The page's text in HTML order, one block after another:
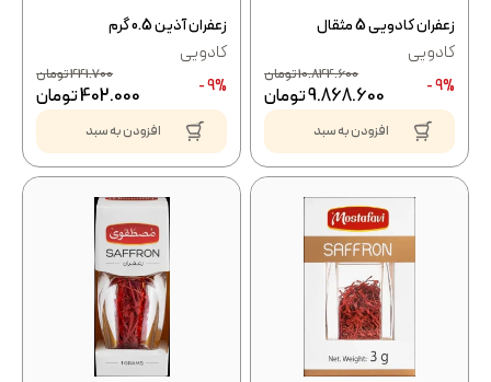
زعفران کادویی 5 مثقال
کادویی
9% -
10.844.600تومان
9.868.600تومان
افزودن به سبد
زعفران آذین 0.5 گرم
کادویی
9% -
441.700تومان
402.000تومان
افزودن به سبد